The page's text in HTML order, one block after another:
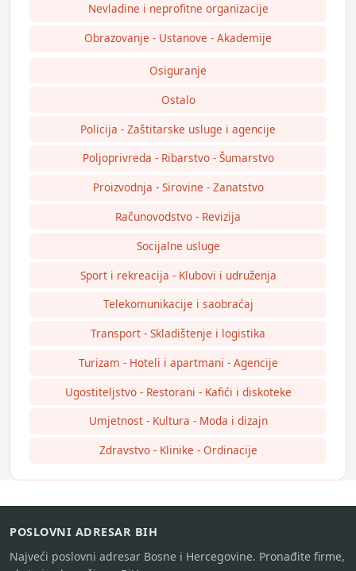
Nevladine i neprofitne organizacije
Obrazovanje - Ustanove - Akademije
Osiguranje
Ostalo
Policija - Zaštitarske usluge i agencije
Poljoprivreda - Ribarstvo - Šumarstvo
Proizvodnja - Sirovine - Zanatstvo
Računovodstvo - Revizija
Socijalne usluge
Sport i rekreacija - Klubovi i udruženja
Telekomunikacije i saobraćaj
Transport - Skladištenje i logistika
Turizam - Hoteli i apartmani - Agencije
Ugostiteljstvo - Restorani - Kafići i diskoteke
Umjetnost - Kultura - Moda i dizajn
Zdravstvo - Klinike - Ordinacije
POSLOVNI ADRESAR BIH
Najveći poslovni adresar Bosne i Hercegovine. Pronađite firme,